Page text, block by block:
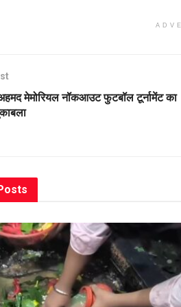
मेमोरियल नॉकआउट फुटबॉल टूर्नामेंट का